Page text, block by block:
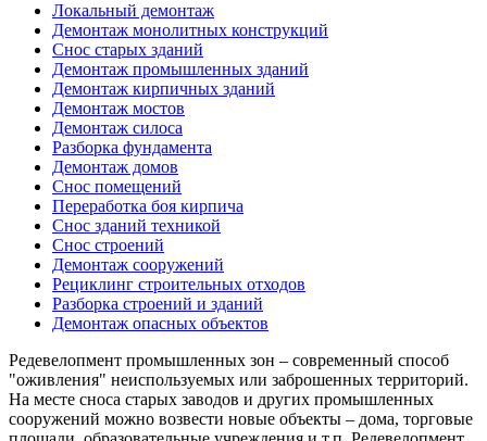
Локальный демонтаж
Демонтаж монолитных конструкций
Снос старых зданий
Демонтаж промышленных зданий
Демонтаж кирпичных зданий
Демонтаж мостов
Демонтаж силоса
Разборка фундамента
Демонтаж домов
Снос помещений
Переработка боя кирпича
Снос зданий техникой
Снос строений
Демонтаж сооружений
Рециклинг строительных отходов
Разборка строений и зданий
Демонтаж опасных объектов
Редевелопмент промышленных зон – современный способ
"оживления" неиспользуемых или заброшенных территорий.
На месте сноса старых заводов и других промышленных
сооружений можно возвести новые объекты ‒ дома, торговые